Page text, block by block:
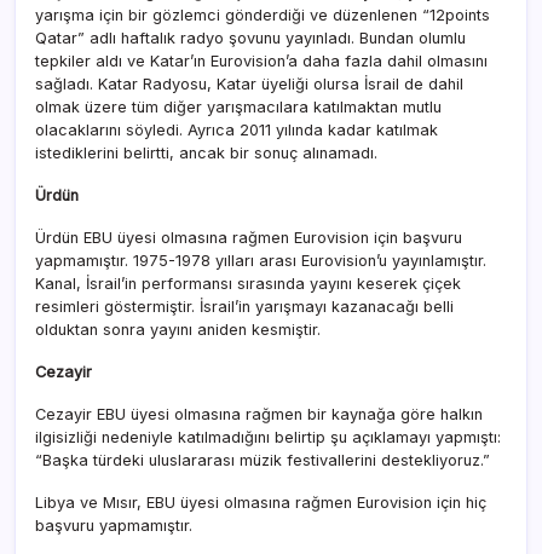
yarışma için bir gözlemci gönderdiği ve düzenlenen “12points
Qatar” adlı haftalık radyo şovunu yayınladı. Bundan olumlu
tepkiler aldı ve Katar’ın Eurovision’a daha fazla dahil olmasını
sağladı. Katar Radyosu, Katar üyeliği olursa İsrail de dahil
olmak üzere tüm diğer yarışmacılara katılmaktan mutlu
olacaklarını söyledi. Ayrıca 2011 yılında kadar katılmak
istediklerini belirtti, ancak bir sonuç alınamadı.
Ürdün
Ürdün EBU üyesi olmasına rağmen Eurovision için başvuru
yapmamıştır. 1975-1978 yılları arası Eurovision’u yayınlamıştır.
Kanal, İsrail’in performansı sırasında yayını keserek çiçek
resimleri göstermiştir. İsrail’in yarışmayı kazanacağı belli
olduktan sonra yayını aniden kesmiştir.
Cezayir
Cezayir EBU üyesi olmasına rağmen bir kaynağa göre halkın
ilgisizliği nedeniyle katılmadığını belirtip şu açıklamayı yapmıştı:
“Başka türdeki uluslararası müzik festivallerini destekliyoruz.”
Libya ve Mısır, EBU üyesi olmasına rağmen Eurovision için hiç
başvuru yapmamıştır.